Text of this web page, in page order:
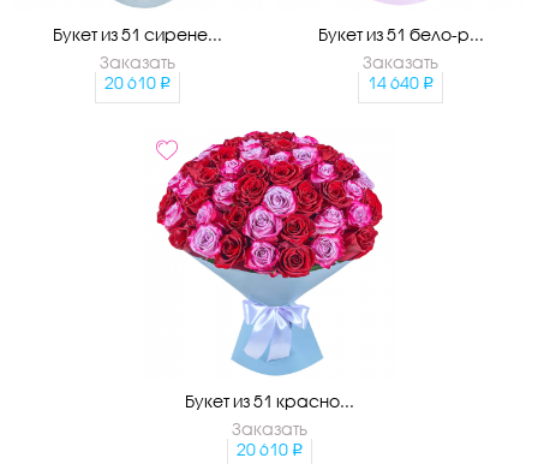
Букет из 51 сирене...
Заказать
20 610
Букет из 51 бело-р...
Заказать
14 640
Букет из 51 красно...
Заказать
20 610